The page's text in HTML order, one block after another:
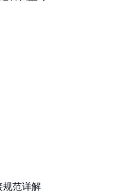
规范详解